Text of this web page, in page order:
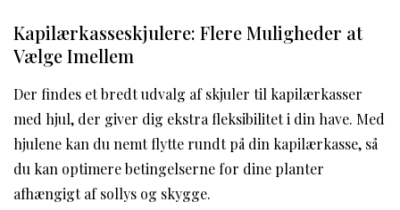
Kapilærkasseskjulere: Flere Muligheder at
Vælge Imellem
Der findes et bredt udvalg af skjuler til kapilærkasser
med hjul, der giver dig ekstra fleksibilitet i din have. Med
hjulene kan du nemt flytte rundt på din kapilærkasse, så
du kan optimere betingelserne for dine planter
afhængigt af sollys og skygge.